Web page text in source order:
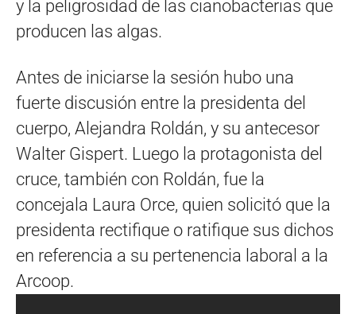
y la peligrosidad de las cianobacterias que
producen las algas.
Antes de iniciarse la sesión hubo una
fuerte discusión entre la presidenta del
cuerpo, Alejandra Roldán, y su antecesor
Walter Gispert. Luego la protagonista del
cruce, también con Roldán, fue la
concejala Laura Orce, quien solicitó que la
presidenta rectifique o ratifique sus dichos
en referencia a su pertenencia laboral a la
Arcoop.